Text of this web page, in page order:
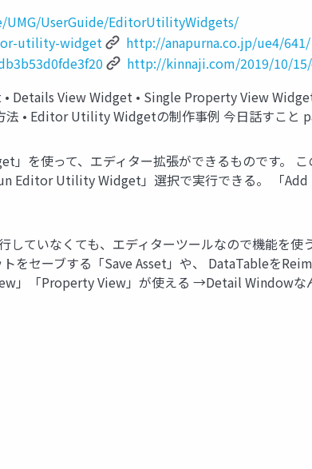
UMG/UserGuide/EditorUtilityWidgets/
utility-widget
http://anapurna.co.jp/ue4/641/
http://kinnaji.com/2019/10/
Details View Widget • Single Property View
法 • Editor Utility Widgetの制作事例 今日話すこと
を使って、エディター拡張ができるものです。
Editor Utility Widget」選択で実行できる。 「
していなくても、エディターツールなので機能を
セーブする「Save Asset」や、 DataTableを
」「Property View」が使える →Detail Windowな